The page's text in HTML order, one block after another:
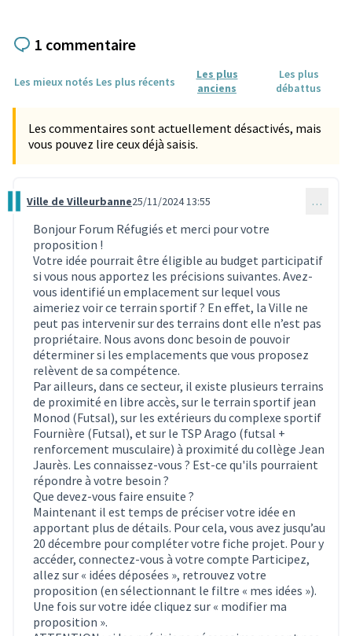
1 commentaire
Les mieux notés Les plus récents
Les plus
anciens
Les plus
débattus
Les commentaires sont actuellement désactivés, mais
vous pouvez lire ceux déjà saisis.
Commentaire 3653
Ville de Villeurbanne25/11/2024 13:55 …
Bonjour Forum Réfugiés et merci pour votre
proposition !
Votre idée pourrait être éligible au budget participatif
si vous nous apportez les précisions suivantes. Avez-
vous identifié un emplacement sur lequel vous
aimeriez voir ce terrain sportif ? En effet, la Ville ne
peut pas intervenir sur des terrains dont elle n’est pas
propriétaire. Nous avons donc besoin de pouvoir
déterminer si les emplacements que vous proposez
relèvent de sa compétence.
Par ailleurs, dans ce secteur, il existe plusieurs terrains
de proximité en libre accès, sur le terrain sportif jean
Monod (Futsal), sur les extérieurs du complexe sportif
Fournière (Futsal), et sur le TSP Arago (futsal +
renforcement musculaire) à proximité du collège Jean
Jaurès. Les connaissez-vous ? Est-ce qu'ils pourraient
répondre à votre besoin ?
Que devez-vous faire ensuite ?
Maintenant il est temps de préciser votre idée en
apportant plus de détails. Pour cela, vous avez jusqu’au
20 décembre pour compléter votre fiche projet. Pour y
accéder, connectez-vous à votre compte Participez,
allez sur « idées déposées », retrouvez votre
proposition (en sélectionnant le filtre « mes idées »).
Une fois sur votre idée cliquez sur « modifier ma
proposition ».